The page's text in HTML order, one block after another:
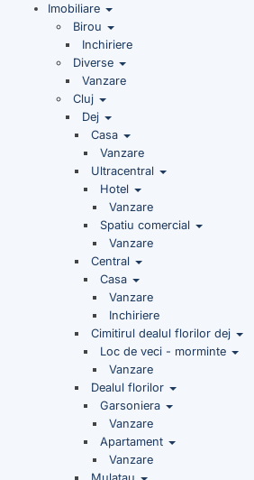
Imobiliare
Birou
Inchiriere
Diverse
Vanzare
Cluj
Dej
Casa
Vanzare
Ultracentral
Hotel
Vanzare
Spatiu comercial
Vanzare
Central
Casa
Vanzare
Inchiriere
Cimitirul dealul florilor dej
Loc de veci - morminte
Vanzare
Dealul florilor
Garsoniera
Vanzare
Apartament
Vanzare